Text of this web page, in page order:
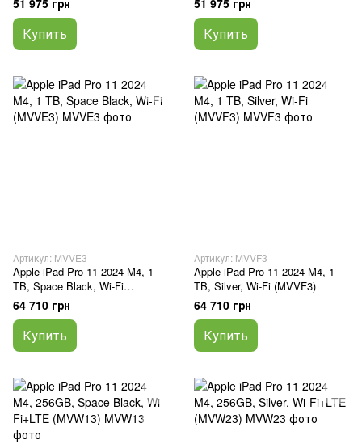
51 975 грн
Купить
51 975 грн
Купить
Артикул: MVVE3
Apple iPad Pro 11 2024 M4, 1
TB, Space Black, Wi-Fi
(MVVE3)
64 710 грн
Купить
Артикул: MVVF3
Apple iPad Pro 11 2024 M4, 1
TB, Silver, Wi-Fi (MVVF3)
64 710 грн
Купить